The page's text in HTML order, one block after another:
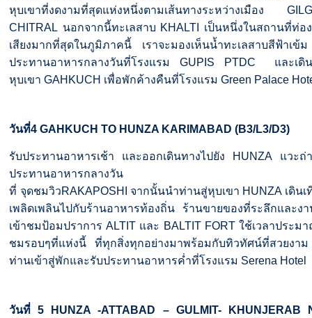
หุบเขาที่งดงามที่สุดแห่งหนึ่งตามเส้นทางระหว่างเมือง
CHITRAL นอกจากนี้ทะเลสาบ KHALTI เป็นหนึ่งในสถานที่ท่อ
เสียงมากที่สุดในภูมิภาคนี้
เราจะมองเห็นน้ำทะเลสาบสีฟ้าเข้ม
ประทานอาหารกลางวันที่โรงแรม
GUPIS PTDC
และเดิ
หุบเขา GAHKUCH เพื่อพักค้างคืนที่โรงแรม Green Palace
วันที่4 GAHKUCH TO HUNZA KARIMABAD (B3/L3/D3)
รับประทานอาหารเช้า และออกเดินทางไปยัง H UNZA
แวะถ่
ประทานอาหารกลางวัน
ที่ จุดชมวิวRAKAPOSHI จากนั้นนำท่านสู่หุบเขา HUNZA เดิน
เพลิดเพลินไปกับร้านอาหารท้องถิ่น
ร้านขายของที่ระลึกและง
เข้าชมป้อมปราการ ALTIT และ BALTIT FORT ใช้เวลาประม
ชมรอบๆที่แห่งนี้
ที่ทุกสิ่งทุกอย่างมาพร้อมกับทิวทัศน์ที่สวยงาม
ท่านเข้าสู่พักและรับประทานอาหารค่ำที่โรงแรม Serena Hotel
วันที่ 5
HUNZA -ATTABAD – GULMIT- KHUNJERAB